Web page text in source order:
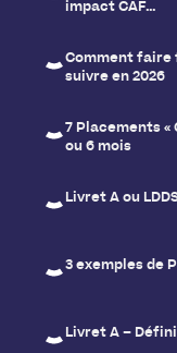
impact CAF…
Comment faire
suivre en 2026
7 Placements «
ou 6 mois
Livret A ou
3 exemples de
Livret A –